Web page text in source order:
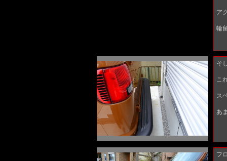
ア
輪
そ
こ
ス
あ
フ